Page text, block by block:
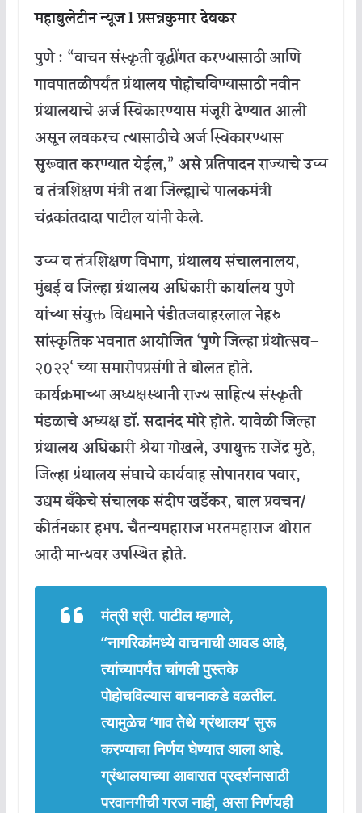
महाबुलेटीनन्यूजlप्रसन्नकुमारदेवकर
पुणे: “वाचनसंस्कृतीवृद्धींगतकरण्यासाठीआणि
गावपातळीपर्यंतग्रंथालयपोहोचविण्यासाठीनवीन
ग्रंथालयाचेअर्जस्विकारण्यासमंजूरीदेण्यातआली
असूनलवकरचत्यासाठीचेअर्जस्विकारण्यास
सुरूवातकरण्यातयेईल,” असेप्रतिपादनराज्याचेउच्च
वतंत्रशिक्षणमंत्रीतथाजिल्ह्याचेपालकमंत्री
चंद्रकांतदादापाटीलयांनीकेले.
उच्चवतंत्रशिक्षणविभाग,ग्रंथालयसंचालनालय,
मुंबईवजिल्हाग्रंथालयअधिकारीकार्यालयपुणे
यांच्यासंयुक्तविद्यमानेपंडीतजवाहरलालनेहरु
सांस्कृतिकभवनातआयोजित‘पुणेजिल्हाग्रंथोत्सव–
२०२२‘च्यासमारोपप्रसंगीतेबोलतहोते.
कार्यक्रमाच्याअध्यक्षस्थानीराज्यसाहित्यसंस्कृती
मंडळाचेअध्यक्षडॉ.सदानंदमोरेहोते.यावेळीजिल्हा
ग्रंथालयअधिकारी श्रेयागोखले,उपायुक्तराजेंद्रमुठे,
जिल्हाग्रंथालयसंघाचेकार्यवाहसोपानरावपवार,
उद्यमबँकेचेसंचालकसंदीपखर्डेकर,बालप्रवचन/
कीर्तनकारहभप.चैतन्यमहाराजभरतमहाराज थोरात
आदीमान्यवरउपस्थितहोते.
मंत्री श्री.पाटील म्हणाले,
“नागरिकांमध्ये वाचनाची आवड आहे,
त्यांच्यापर्यंत चांगली पुस्तके
पोहोचविल्यास वाचनाकडे वळतील.
त्यामुळेच‘गाव तेथे ग्रंथालय‘सुरू
करण्याचा निर्णय घेण्यात आला आहे.
ग्रंथालयाच्या आवारात प्रदर्शनासाठी
परवानगीची गरज नाही, असा निर्णयही